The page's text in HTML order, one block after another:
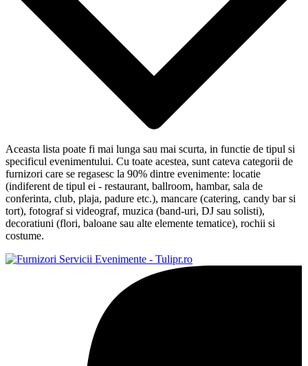
Aceasta lista poate fi mai lunga sau mai scurta, in functie de tipul si
specificul evenimentului. Cu toate acestea, sunt cateva categorii de
furnizori care se regasesc la 90% dintre evenimente: locatie
(indiferent de tipul ei - restaurant, ballroom, hambar, sala de
conferinta, club, plaja, padure etc.), mancare (catering, candy bar si
tort), fotograf si videograf, muzica (band-uri, DJ sau solisti),
decoratiuni (flori, baloane sau alte elemente tematice), rochii si
costume.